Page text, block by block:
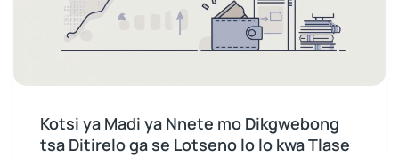
Kotsi ya Madi ya Nnete mo Dikgwebong
tsa Ditirelo ga se Lotseno lo lo kwa Tlase